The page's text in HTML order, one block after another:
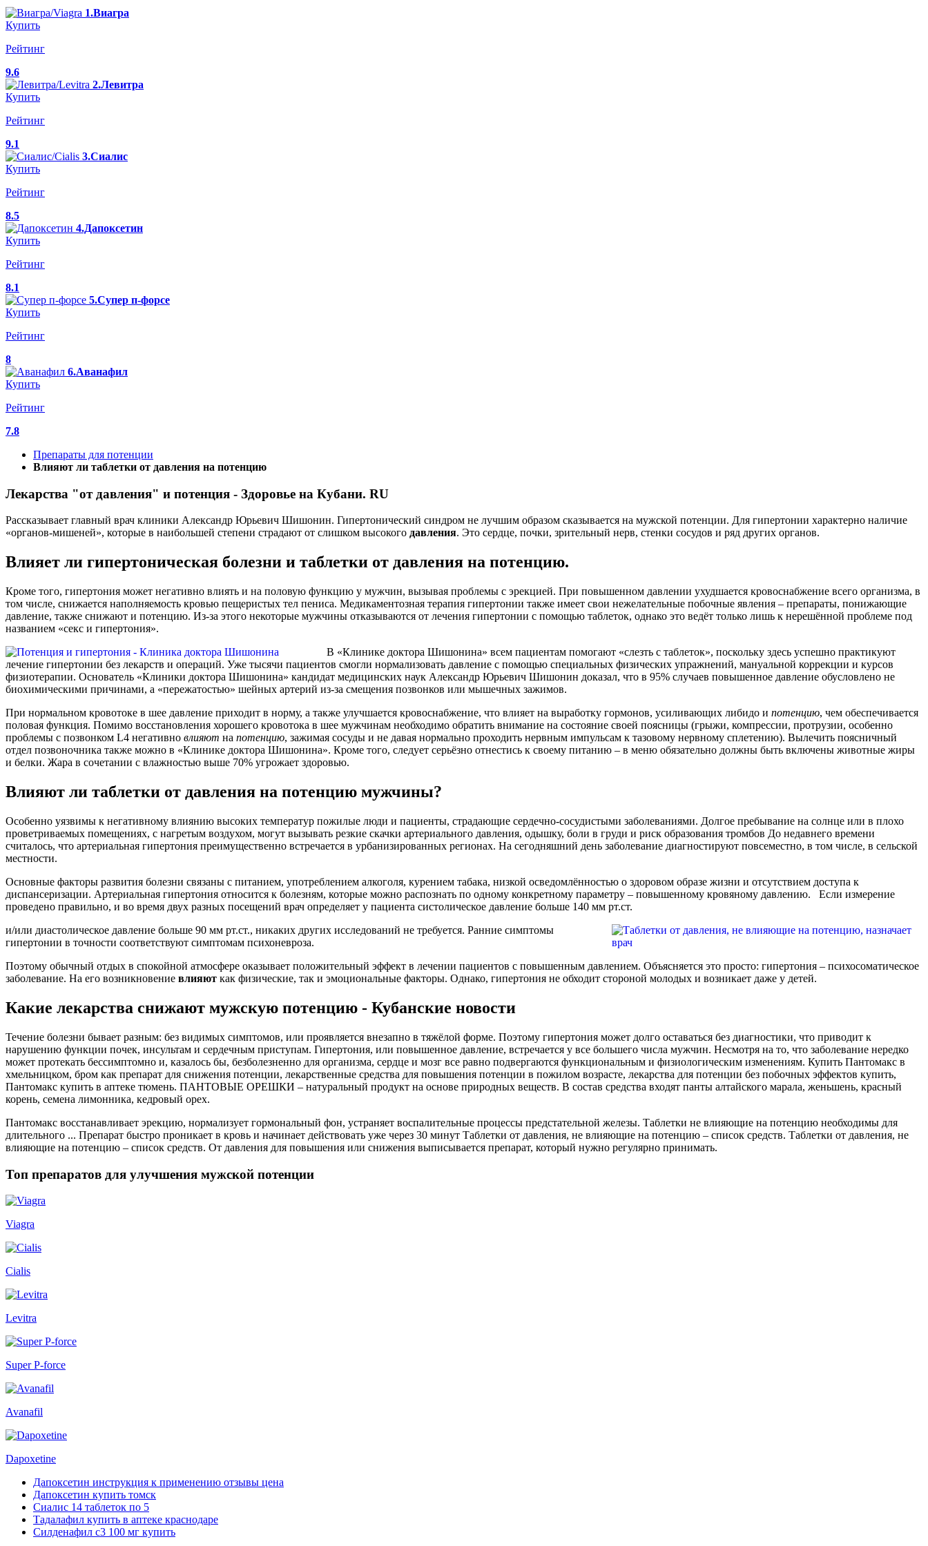
1.Виагра
Купить
Рейтинг
9.6
2.Левитра
Купить
Рейтинг
9.1
3.Сиалис
Купить
Рейтинг
8.5
4.Дапоксетин
Купить
Рейтинг
8.1
5.Супер п-форсе
Купить
Рейтинг
8
6.Аванафил
Купить
Рейтинг
7.8
Препараты для потенции
Влияют ли таблетки от давления на потенцию
Лекарства "от давления" и потенция - Здоровье на Кубани. RU
Рассказывает главный врач клиники Александр Юрьевич Шишонин. Гипертонический синдром не лучшим образом сказывается на мужской потенции. Для гипертонии характерно наличие
«органов-мишеней», которые в наибольшей степени страдают от слишком высокого давления. Это сердце, почки, зрительный нерв, стенки сосудов и ряд других органов.
Влияет ли гипертоническая болезни и таблетки от давления на потенцию.
Кроме того, гипертония может негативно влиять и на половую функцию у мужчин, вызывая проблемы с эрекцией. При повышенном давлении ухудшается кровоснабжение всего организма, в
том числе, снижается наполняемость кровью пещеристых тел пениса. Медикаментозная терапия гипертонии также имеет свои нежелательные побочные явления – препараты, понижающие
давление, также снижают и потенцию. Из-за этого некоторые мужчины отказываются от лечения гипертонии с помощью таблеток, однако это ведёт только лишь к нерешённой проблеме под
названием «секс и гипертония».
В «Клинике доктора Шишонина» всем пациентам помогают «слезть с таблеток», поскольку здесь успешно практикуют
лечение гипертонии без лекарств и операций. Уже тысячи пациентов смогли нормализовать давление с помощью специальных физических упражнений, мануальной коррекции и курсов
физиотерапии. Основатель «Клиники доктора Шишонина» кандидат медицинских наук Александр Юрьевич Шишонин доказал, что в 95% случаев повышенное давление обусловлено не
биохимическими причинами, а «пережатостью» шейных артерий из-за смещения позвонков или мышечных зажимов.
При нормальном кровотоке в шее давление приходит в норму, а также улучшается кровоснабжение, что влияет на выработку гормонов, усиливающих либидо и потенцию, чем обеспечивается
половая функция. Помимо восстановления хорошего кровотока в шее мужчинам необходимо обратить внимание на состояние своей поясницы (грыжи, компрессии, протрузии, особенно
проблемы с позвонком L4 негативно влияют на потенцию, зажимая сосуды и не давая нормально проходить нервным импульсам к тазовому нервному сплетению). Вылечить поясничный
отдел позвоночника также можно в «Клинике доктора Шишонина». Кроме того, следует серьёзно отнестись к своему питанию – в меню обязательно должны быть включены животные жиры
и белки. Жара в сочетании с влажностью выше 70% угрожает здоровью.
Влияют ли таблетки от давления на потенцию мужчины?
Особенно уязвимы к негативному влиянию высоких температур пожилые люди и пациенты, страдающие сердечно-сосудистыми заболеваниями. Долгое пребывание на солнце или в плохо
проветриваемых помещениях, с нагретым воздухом, могут вызывать резкие скачки артериального давления, одышку, боли в груди и риск образования тромбов До недавнего времени
считалось, что артериальная гипертония преимущественно встречается в урбанизированных регионах. На сегодняшний день заболевание диагностируют повсеместно, в том числе, в сельской
местности.
Основные факторы развития болезни связаны с питанием, употреблением алкоголя, курением табака, низкой осведомлённостью о здоровом образе жизни и отсутствием доступа к
диспансеризации. Артериальная гипертония относится к болезням, которые можно распознать по одному конкретному параметру – повышенному кровяному давлению. Если измерение
проведено правильно, и во время двух разных посещений врач определяет у пациента систолическое давление больше 140 мм рт.ст.
и/или диастолическое давление больше 90 мм рт.ст., никаких других исследований не требуется. Ранние симптомы
гипертонии в точности соответствуют симптомам психоневроза.
Поэтому обычный отдых в спокойной атмосфере оказывает положительный эффект в лечении пациентов с повышенным давлением. Объясняется это просто: гипертония – психосоматическое
заболевание. На его возникновение влияют как физические, так и эмоциональные факторы. Однако, гипертония не обходит стороной молодых и возникает даже у детей.
Какие лекарства снижают мужскую потенцию - Кубанские новости
Течение болезни бывает разным: без видимых симптомов, или проявляется внезапно в тяжёлой форме. Поэтому гипертония может долго оставаться без диагностики, что приводит к
нарушению функции почек, инсультам и сердечным приступам. Гипертония, или повышенное давление, встречается у все большего числа мужчин. Несмотря на то, что заболевание нередко
может протекать бессимптомно и, казалось бы, безболезненно для организма, сердце и мозг все равно подвергаются функциональным и физиологическим изменениям. Купить Пантомакс в
хмельницком, бром как препарат для снижения потенции, лекарственные средства для повышения потенции в пожилом возрасте, лекарства для потенции без побочных эффектов купить,
Пантомакс купить в аптеке тюмень. ПАНТОВЫЕ ОРЕШКИ – натуральный продукт на основе природных веществ. В состав средства входят панты алтайского марала, женьшень, красный
корень, семена лимонника, кедровый орех.
Пантомакс восстанавливает эрекцию, нормализует гормональный фон, устраняет воспалительные процессы предстательной железы. Таблетки не влияющие на потенцию необходимы для
длительного ... Препарат быстро проникает в кровь и начинает действовать уже через 30 минут Таблетки от давления, не влияющие на потенцию – список средств. Таблетки от давления, не
влияющие на потенцию – список средств. От давления для повышения или снижения выписывается препарат, который нужно регулярно принимать.
Топ препаратов для улучшения мужской потенции
Viagra
Cialis
Levitra
Super P-force
Avanafil
Dapoxetine
Дапоксетин инструкция к применению отзывы цена
Дапоксетин купить томск
Сиалис 14 таблеток по 5
Тадалафил купить в аптеке краснодаре
Силденафил с3 100 мг купить